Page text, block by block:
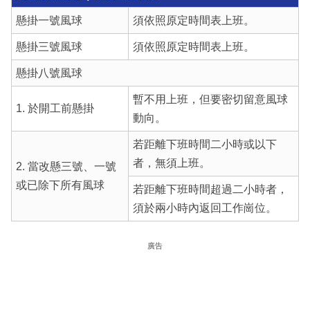
懸掛一號風球 須依照原定時間表上班。
懸掛三號風球 須依照原定時間表上班。
懸掛八號風球
1. 於開工前懸掛
暫不用上班，但要密切留意風球
動向。
2. 當改懸三號、一號
或已除下所有風球
若距離下班時間二小時或以下
者，無須上班。
若距離下班時間超過二小時者，
須於兩小時內返回工作崗位。
廣告